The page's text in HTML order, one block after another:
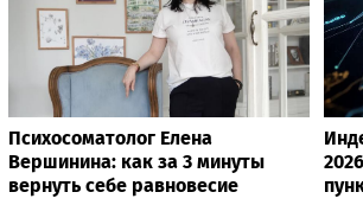
Психосоматолог Елена
Вершинина: как за 3 минуты
вернуть себе равновесие